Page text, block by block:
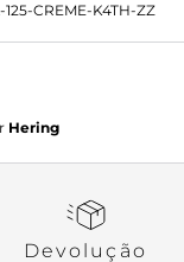
125-CREME-K4TH-ZZ
Elaborado em
reta e
ainda bolsos faca
Hering
Devolução